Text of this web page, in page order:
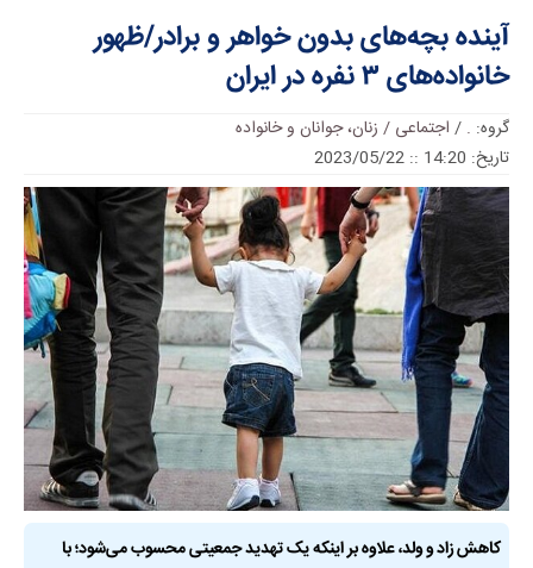
آینده بچه‌های بدون خواهر و برادر/ظهور
خانواده‌های ۳ نفره در ایران
گروه: .
/ اجتماعی / زنان، جوانان و خانواده
تاریخ: 14:20 :: 2023/05/22
کاهش زاد و ولد، علاوه بر اینکه یک تهدید جمعیتی محسوب می‌شود؛ با